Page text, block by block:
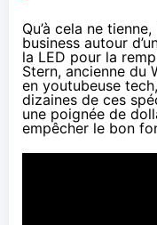
Qu’à cela ne
business autour
la LED pour la
Stern, ancienne du
en youtubeuse
dizaines de ces
une poignée de
empêcher le bon